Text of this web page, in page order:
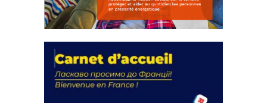
actions
18 septembre 2023
FEUILLETER